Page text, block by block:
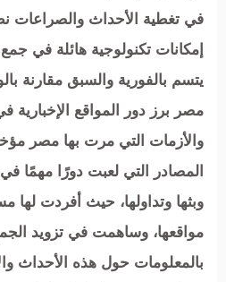
في تغطية الأحداث والصراعات
إمكانات تكنولوجية هائلة في
يتسم بالفورية والسبق مقارنة
مصر برز دور المواقع الإخبارية
والأزمات التي مرت بها مصر
المصادر التي لعبت دورًا مهمًا في
وبثها وتداولها، حيث أفردت
مواقعها، وساهمت في تزويد
بالمعلومات حول هذه الأحداث